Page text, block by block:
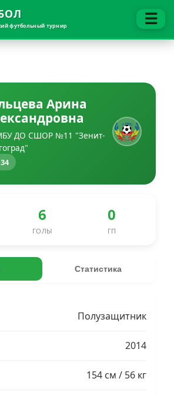
футбольный турнир ☰
Арина
ДО СШОР №11 "Зенит-
6
ГОЛЫ
0
ГП
Статистика
Полузащитник
2014
154 см / 56 кг